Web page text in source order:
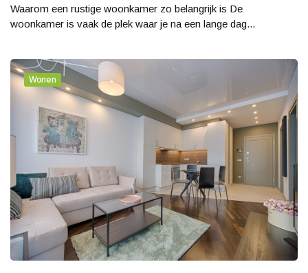
Waarom een rustige woonkamer zo belangrijk is De
woonkamer is vaak de plek waar je na een lange dag...
Wonen